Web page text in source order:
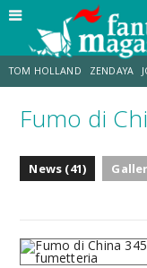
TOM HOLLAND ZENDAYA
STRANIMONDI LUCCA
Fumo di
News (41)